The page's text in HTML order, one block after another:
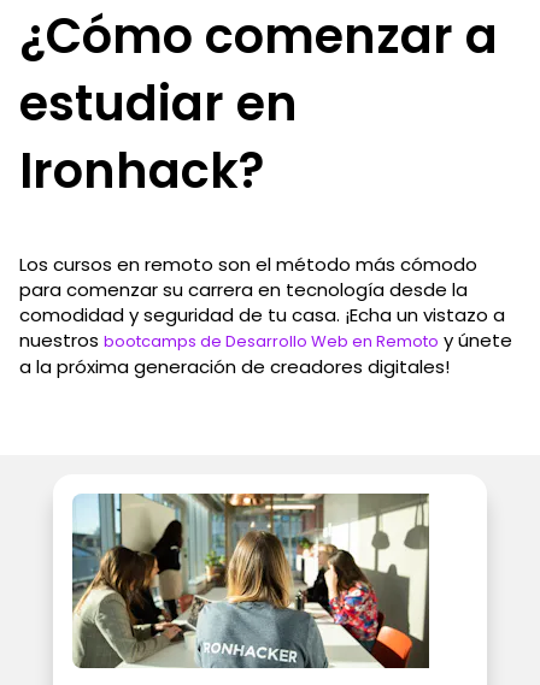
¿Cómo comenzar a
estudiar en
Ironhack?
Los cursos en remoto son el método más cómodo
para comenzar su carrera en tecnología desde la
comodidad y seguridad de tu casa. ¡Echa un vistazo a
nuestros bootcamps de Desarrollo Web en Remoto y únete
a la próxima generación de creadores digitales!